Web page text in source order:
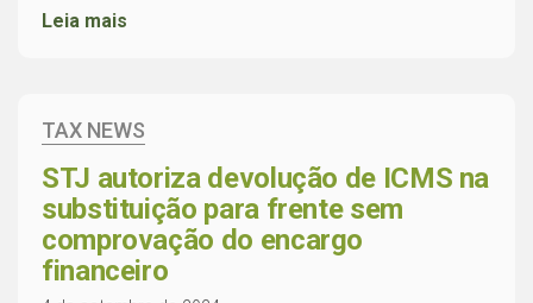
Leia mais
TAX NEWS
STJ autoriza devolução de ICMS na
substituição para frente sem
comprovação do encargo
financeiro